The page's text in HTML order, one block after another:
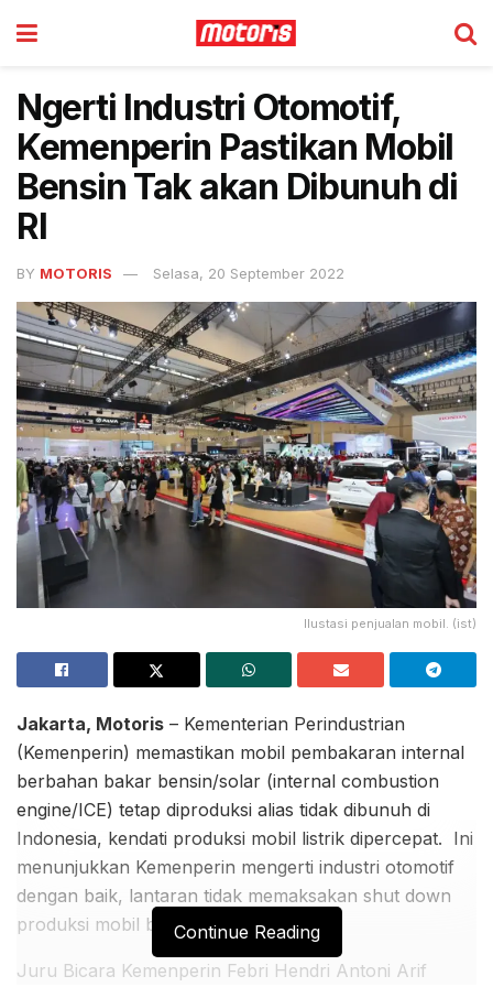
Ngerti Industri Otomotif,
Kemenperin Pastikan Mobil
Bensin Tak akan Dibunuh di
RI
BY MOTORIS Selasa, 20 September 2022
Ilustasi penjualan mobil. (ist)
Jakarta, Motoris – Kementerian Perindustrian
(Kemenperin) memastikan mobil pembakaran internal
berbahan bakar bensin/solar (internal combustion
engine/ICE) tetap diproduksi alias tidak dibunuh di
Indonesia, kendati produksi mobil listrik dipercepat. Ini
menunjukkan Kemenperin mengerti industri otomotif
dengan baik, lantaran tidak memaksakan shut down
produksi mobil bensin/solar.
Juru Bicara Kemenperin Febri Hendri Antoni Arif
Continue Reading